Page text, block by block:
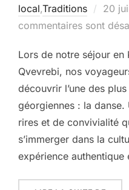
local,Traditions
le
20
commentaires sont
Lors de notre séjour en
Qvevrebi, nos
découvrir l’une des
géorgiennes : la
rires et de convivialité
s’immerger dans la
expérience